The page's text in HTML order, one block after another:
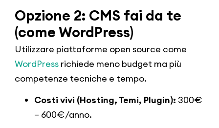
Opzione 2: CMS fai da te
(come WordPress)
Utilizzare piattaforme open source come
WordPress richiede meno budget ma più
competenze tecniche e tempo.
Costi vivi (Hosting, Temi, Plugin): 300€
– 600€/anno.